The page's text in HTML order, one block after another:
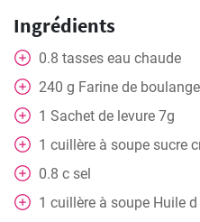
Ingrédients
0.8 tasses eau chaude
240 g Farine de
1 Sachet de levure 7g
1 cuillère à soupe sucre
0.8 c sel
1 cuillère à soupe Huile